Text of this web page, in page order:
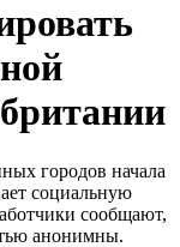
городов начала
социальную
сообщают,
анонимны.